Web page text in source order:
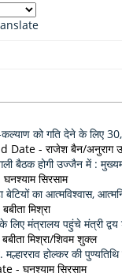
को गति देने के लिए
Date - राजेश बैन/अनुराग
बैठक होगी उज्जैन में :
घनश्याम सिरसाम
का आत्मविश्वास,
मिश्रा
मंत्रालय पहुंचे मंत्री
मिश्रा/शिवम शुक्ल
होल्कर की पुण्यतिथि
- घनश्याम सिरसाम